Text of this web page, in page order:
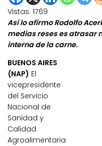
Vistas: 1769
Así lo afirmo Rodolfo
medias reses es atrasar
interna de la carne.
BUENOS AIRES
(NAP) El
vicepresidente
del Servicio
Nacional de
Sanidad y
Calidad
Agroalimentaria